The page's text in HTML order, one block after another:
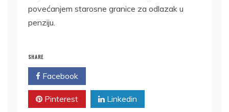
povećanjem starosne granice za odlazak u
penziju.
SHARE
Facebook
Pinterest Linkedin